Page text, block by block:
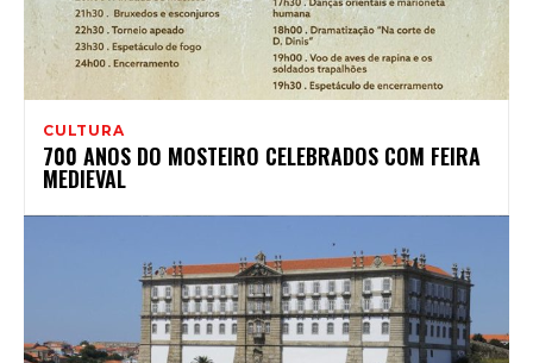
CULTURA
700 ANOS DO MOSTEIRO CELEBRADOS COM FEIRA
MEDIEVAL